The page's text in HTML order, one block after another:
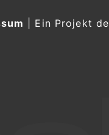
Ein Projekt